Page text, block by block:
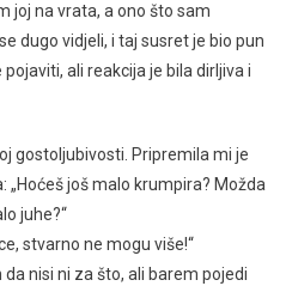
joj na vrata, a ono što sam
dugo vidjeli, i taj susret je bio pun
ali reakcija je bila dirljiva i
gostoljubivosti. Pripremila mi je
„Hoćeš još malo krumpira? Možda
juhe?“
stvarno ne mogu više!“
nisi ni za što, ali barem pojedi